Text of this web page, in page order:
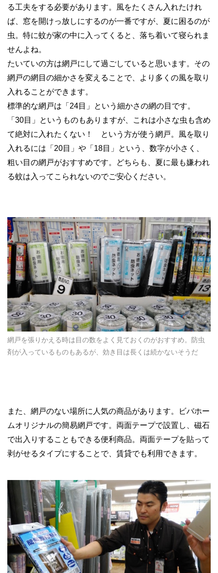
る工夫をする必要があります。風をたくさん入れたけれ
ば、窓を開けっ放しにするのが一番ですが、夏に困るのが
虫。特に蚊が家の中に入ってくると、落ち着いて寝られま
せんよね。
たいていの方は網戸にして過ごしていると思います。その
網戸の網目の細かさを変えることで、より多くの風を取り
入れることができます。
標準的な網戸は「24目」という細かさの網の目です。
「30目」というものもありますが、これは小さな虫も含め
て絶対に入れたくない！ という方が使う網戸。風を取り
入れるには「20目」や「18目」という、数字が小さく、
粗い目の網戸がおすすめです。どちらも、夏に最も嫌われ
る蚊は入ってこられないのでご安心ください。
網戸を張りかえる時は目の数をよく見ておくのがおすすめ。防虫
剤が入っているものもあるが、効き目は長くは続かないそうだ
また、網戸のない場所に人気の商品があります。ビバホー
ムオリジナルの簡易網戸です。両面テープで設置し、磁石
で出入りすることもできる便利商品。両面テープを貼って
剥がせるタイプにすることで、賃貸でも利用できます。